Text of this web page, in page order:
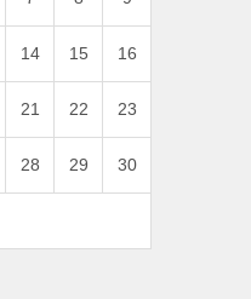
14 15 16
21 22 23
28 29 30